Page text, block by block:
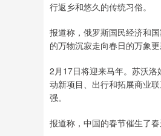
行返乡和悠久的传统习俗。
报道称，俄罗斯国民经济和
的万物沉寂走向春日的万象更
2月17日将迎来马年。苏沃
动新项目、出行和拓展商业
强。
报道称，中国的春节催生了